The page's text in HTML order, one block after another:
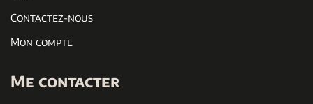
Contactez-nous
Mon compte
Me contacter